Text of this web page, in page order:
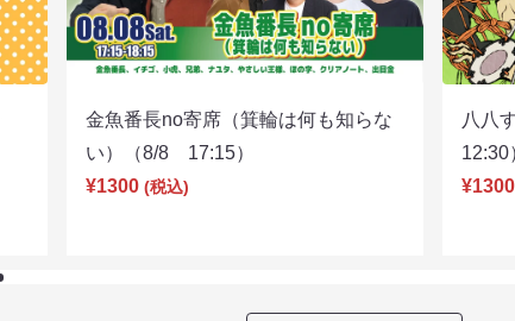
金魚番長no寄席（箕輪は何も知らな
い）（8/8 17:15）
¥1300 (税込)
八八
12:30
¥1300